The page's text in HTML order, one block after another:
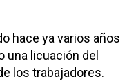
hace ya varios años
una licuación del
los trabajadores.